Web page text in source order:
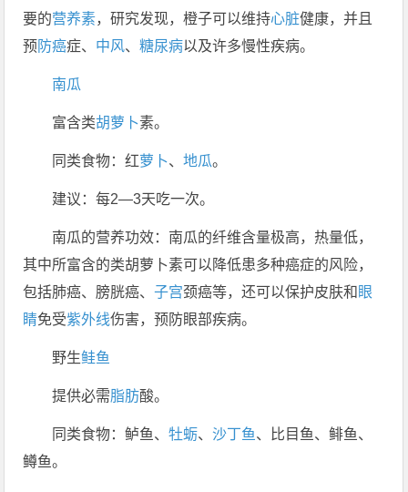
要的营养素，研究发现，橙子可以维持心脏健康，并且
预 防癌症、 中风、糖尿病以及许多慢性疾病。
南瓜
富含类胡萝卜素。
同类食物：红萝卜、地瓜。
建议：每2—3天吃一次。
南瓜的营养功效：南瓜的纤维含量极高，热量低，
其中所富含的类胡萝卜素可以降低患多种癌症的风险，
包括肺癌、膀胱癌、子宫颈癌等，还可以保护皮肤和 眼
睛免受紫外线伤害，预防眼部疾病。
野生鲑鱼
提供必需脂肪酸。
同类食物：鲈鱼、牡蛎、沙丁鱼、比目鱼、鲱鱼、
鳟鱼。